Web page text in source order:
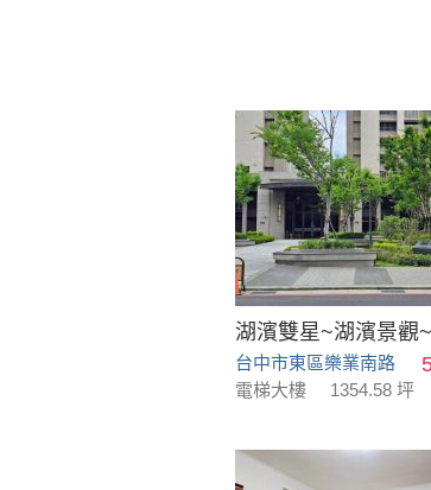
台中市東區樂業南路
電梯大樓 1354.58 坪